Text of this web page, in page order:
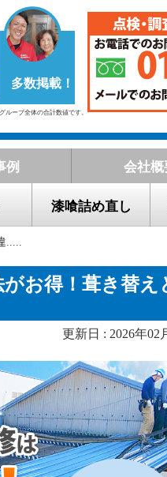
多数掲載！
ループ全体の合計数値です。
例 会社概
漆喰詰め直し
.....
お得！葺き替え
更新日 : 2026年02